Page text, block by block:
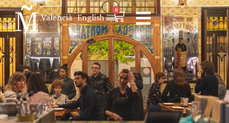
Valencià English
0